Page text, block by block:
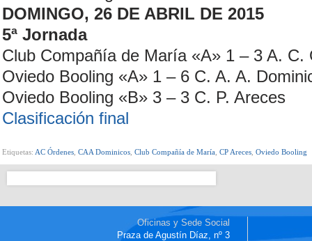
DOMINGO, 26 DE ABRIL DE 2015
5ª Jornada
Club Compañía de María «A» 1 – 3 A. C.
Oviedo Booling «A» 1 – 6 C. A. A.
Oviedo Booling «B» 3 – 3 C. P. Areces
Clasificación final
Etiquetas: AC Órdenes CAA Dominicos Club Compañía de María CP Areces Oviedo Booling
Oficinas y Sede Social
Praza de Agustín Díaz, nº 3